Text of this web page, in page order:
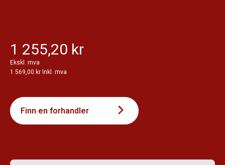
1 255,20 kr
Ekskl. mva
1 569,00 kr Inkl. mva
Finn en forhandler